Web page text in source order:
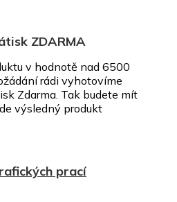
ZDARMA
v hodnotě nad 6500
rádi vyhotovíme
Zdarma. Tak budete mít
výsledný produkt
prací